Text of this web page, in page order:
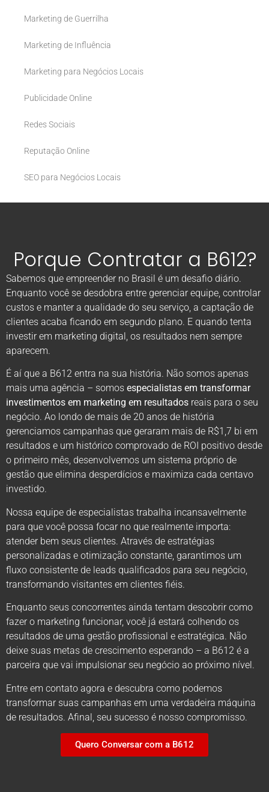
Marketing de Guerrilha
Marketing de Influência
Marketing para Negócios Locais
Publicidade Online
Redes Sociais
Reputação Online
SEO para Negócios Locais
Porque Contratar a B612?
Sabemos que empreender no Brasil é um desafio diário.
Enquanto você se desdobra entre gerenciar equipe, controlar
custos e manter a qualidade do seu serviço, a captação de
clientes acaba ficando em segundo plano. E quando tenta
investir em marketing digital, os resultados nem sempre
aparecem.
É aí que a B612 entra na sua história. Não somos apenas
mais uma agência – somos especialistas em transformar
investimentos em marketing em resultados reais para o seu
negócio. Ao londo de mais de 20 anos de história
gerenciamos campanhas que geraram mais de R$1,7 bi em
resultados e um histórico comprovado de ROI positivo desde
o primeiro mês, desenvolvemos um sistema próprio de
gestão que elimina desperdícios e maximiza cada centavo
investido.
Nossa equipe de especialistas trabalha incansavelmente
para que você possa focar no que realmente importa:
atender bem seus clientes. Através de estratégias
personalizadas e otimização constante, garantimos um
fluxo consistente de leads qualificados para seu negócio,
transformando visitantes em clientes fiéis.
Enquanto seus concorrentes ainda tentam descobrir como
fazer o marketing funcionar, você já estará colhendo os
resultados de uma gestão profissional e estratégica. Não
deixe suas metas de crescimento esperando – a B612 é a
parceira que vai impulsionar seu negócio ao próximo nível.
Entre em contato agora e descubra como podemos
transformar suas campanhas em uma verdadeira máquina
de resultados. Afinal, seu sucesso é nosso compromisso.
Quero Conversar com a B612